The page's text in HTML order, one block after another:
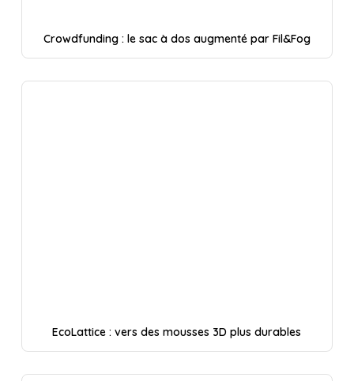
Crowdfunding : le sac à dos augmenté par Fil&Fog
EcoLattice : vers des mousses 3D plus durables